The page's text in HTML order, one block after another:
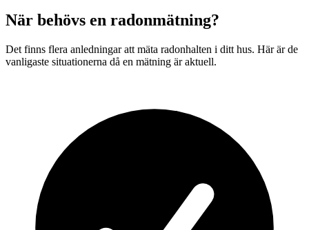
När behövs en radonmätning?
Det finns flera anledningar att mäta radonhalten i ditt hus. Här är de
vanligaste situationerna då en mätning är aktuell.